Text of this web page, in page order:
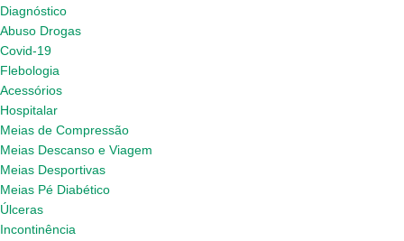
Diagnóstico
Abuso Drogas
Covid-19
Flebologia
Acessórios
Hospitalar
Meias de Compressão
Meias Descanso e Viagem
Meias Desportivas
Meias Pé Diabético
Úlceras
Incontinência